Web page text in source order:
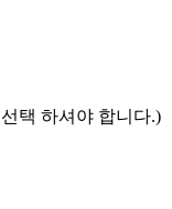
택 하셔야 합니다.)